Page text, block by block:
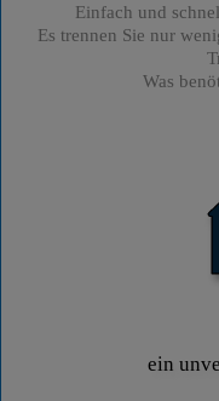
Einfach und
Es trennen Sie nur
Was
ein